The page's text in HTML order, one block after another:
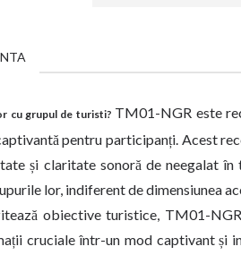
cu grupul de turisti? TM01-NGR este
pentru participanți. Acest
și claritate sonoră de neegalat
lor, indiferent de dimensiunea
obiective turistice, TM01-
cruciale într-un mod captivant și